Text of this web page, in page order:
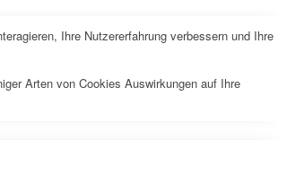
Ihre Nutzererfahrung verbessern und Ihre
Arten von Cookies Auswirkungen auf Ihre